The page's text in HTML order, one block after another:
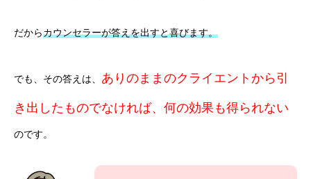
だからカウンセラーが答えを出すと喜びます。
でも、その答えは、 ありのままのクライエントから引
き出したものでなければ、何の効果も得られない
のです。